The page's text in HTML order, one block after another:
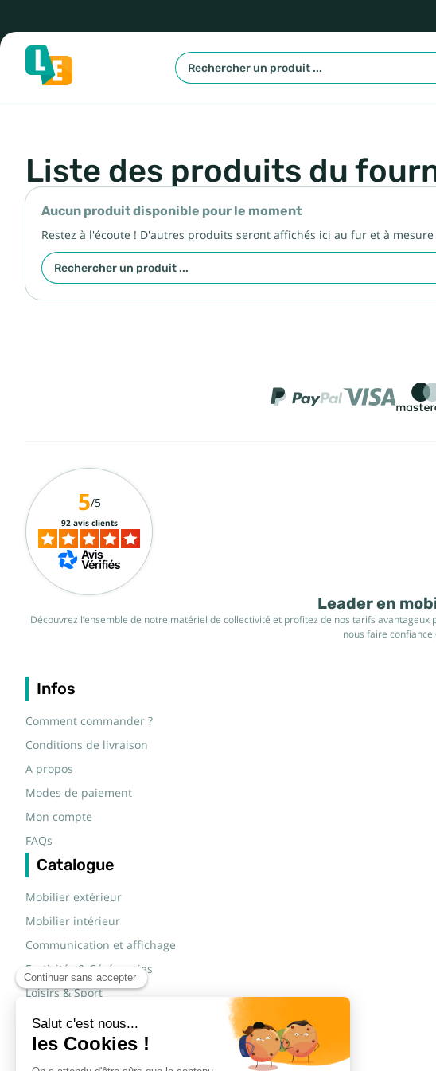
Liste des produits du
Aucun produit disponible pour le moment
Restez à l'écoute ! D'autres produits seront affichés ici au fur et à
Leader en
Découvrez l’ensemble de notre matériel de collectivité et profitez de nos tarifs
nous faire
Infos
Comment commander ?
Conditions de livraison
A propos
Modes de paiement
Mon compte
FAQs
Catalogue
Mobilier extérieur
Mobilier intérieur
Communication et affichage
Festivités & Cérémonies
Loisirs & Sport
Mobilier scolaire
Mobilier urbain
Sécurité routière & TP
5/5
92 avis clients